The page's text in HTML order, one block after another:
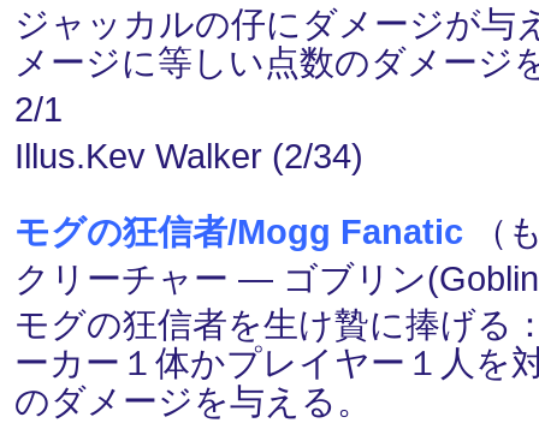
ジャッカルの仔にダメージが与
メージに等しい点数のダメージ
2/1
Illus.Kev Walker (2/34)
モグの狂信者/Mogg Fanatic （
クリーチャー ― ゴブリン
モグの狂信者を生け贄に捧げる
ーカー１体かプレイヤー１人を
のダメージを与える。